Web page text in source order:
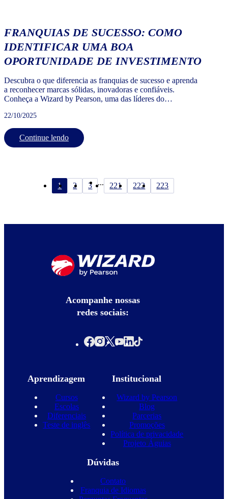
FRANQUIAS DE SUCESSO: COMO
IDENTIFICAR UMA BOA
OPORTUNIDADE DE INVESTIMENTO
Descubra o que diferencia as franquias de sucesso e aprenda
a reconhecer marcas sólidas, inovadoras e confiáveis.
Conheça a Wizard by Pearson, uma das líderes do
22/10/2025
Continue lendo
1 2 3 ... 221 222 223
Acompanhe nossas
redes sociais:
Aprendizagem
Cursos
Escolas
Diferenciais
Teste de inglês
Institucional
Wizard by Pearson
Blog
Parcerias
Promoções
Política de privacidade
Projeto Águias
Dúvidas
Contato
Franquia de Idiomas